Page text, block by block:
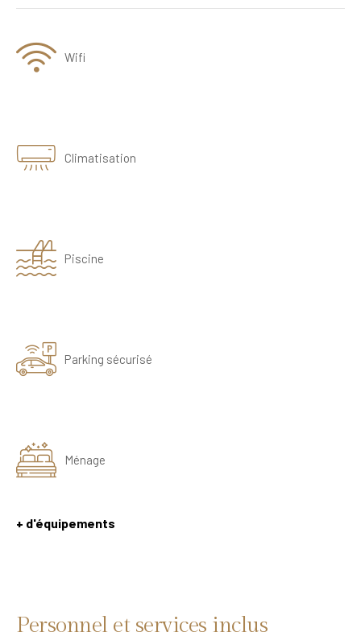
Wifi
Climatisation
Piscine
Parking sécurisé
Ménage
+ d'équipements
Personnel et services inclus